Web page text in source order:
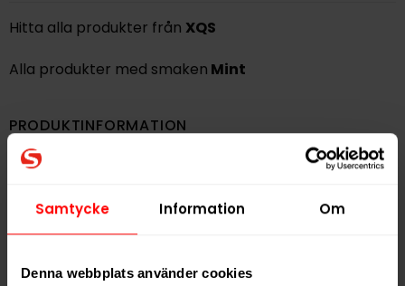
Samtycke Information Om
Denna webbplats använder cookies
Hitta alla produkter från XQS
Alla produkter med smaken Mint
PRODUKTINFORMATION
Typ
Format
Slim
Nikotin per gram
13,3 mg/g